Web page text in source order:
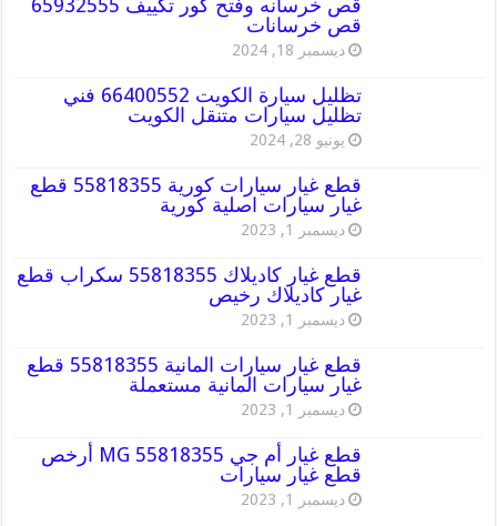
قص خرسانات
ديسمبر 18, 2024
تظليل سيارة الكويت 66400552 فني
تظليل سيارات متنقل الكويت
يونيو 28, 2024
قطع غيار سيارات كورية 55818355 قطع
غيار سيارات اصلية كورية
ديسمبر 1, 2023
قطع غيار كاديلاك 55818355 سكراب قطع
غيار كاديلاك رخيص
ديسمبر 1, 2023
قطع غيار سيارات المانية 55818355 قطع
غيار سيارات المانية مستعملة
ديسمبر 1, 2023
قطع غيار أم جي MG 55818355 أرخص
قطع غيار سيارات
ديسمبر 1, 2023